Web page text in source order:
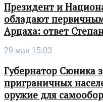
Президент и
обладают
Арцаха: ответ
29 мая 15:03
Губернатор Сюника
приграничных
оружие для